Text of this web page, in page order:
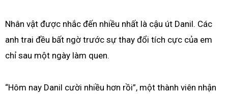
Nhân vật được nhắc đến nhiều nhất là cậu út Danil. Các
anh trai đều bất ngờ trước sự thay đổi tích cực của em
chỉ sau một ngày làm quen.
“Hôm nay Danil cười nhiều hơn rồi”, một thành viên nhận